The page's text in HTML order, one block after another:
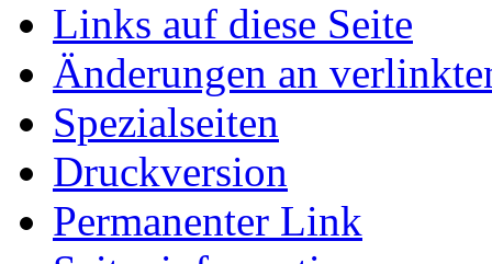
Links auf diese Seite
Änderungen an
Spezialseiten
Druckversion
Permanenter Link